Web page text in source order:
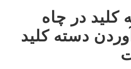
کلید در چاه
دسته کلید